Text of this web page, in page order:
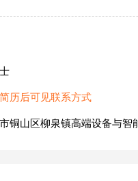
历后可见联系方式
铜山区柳泉镇高端设备与智